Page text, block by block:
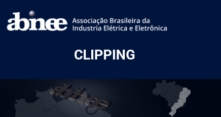
CLIPPING